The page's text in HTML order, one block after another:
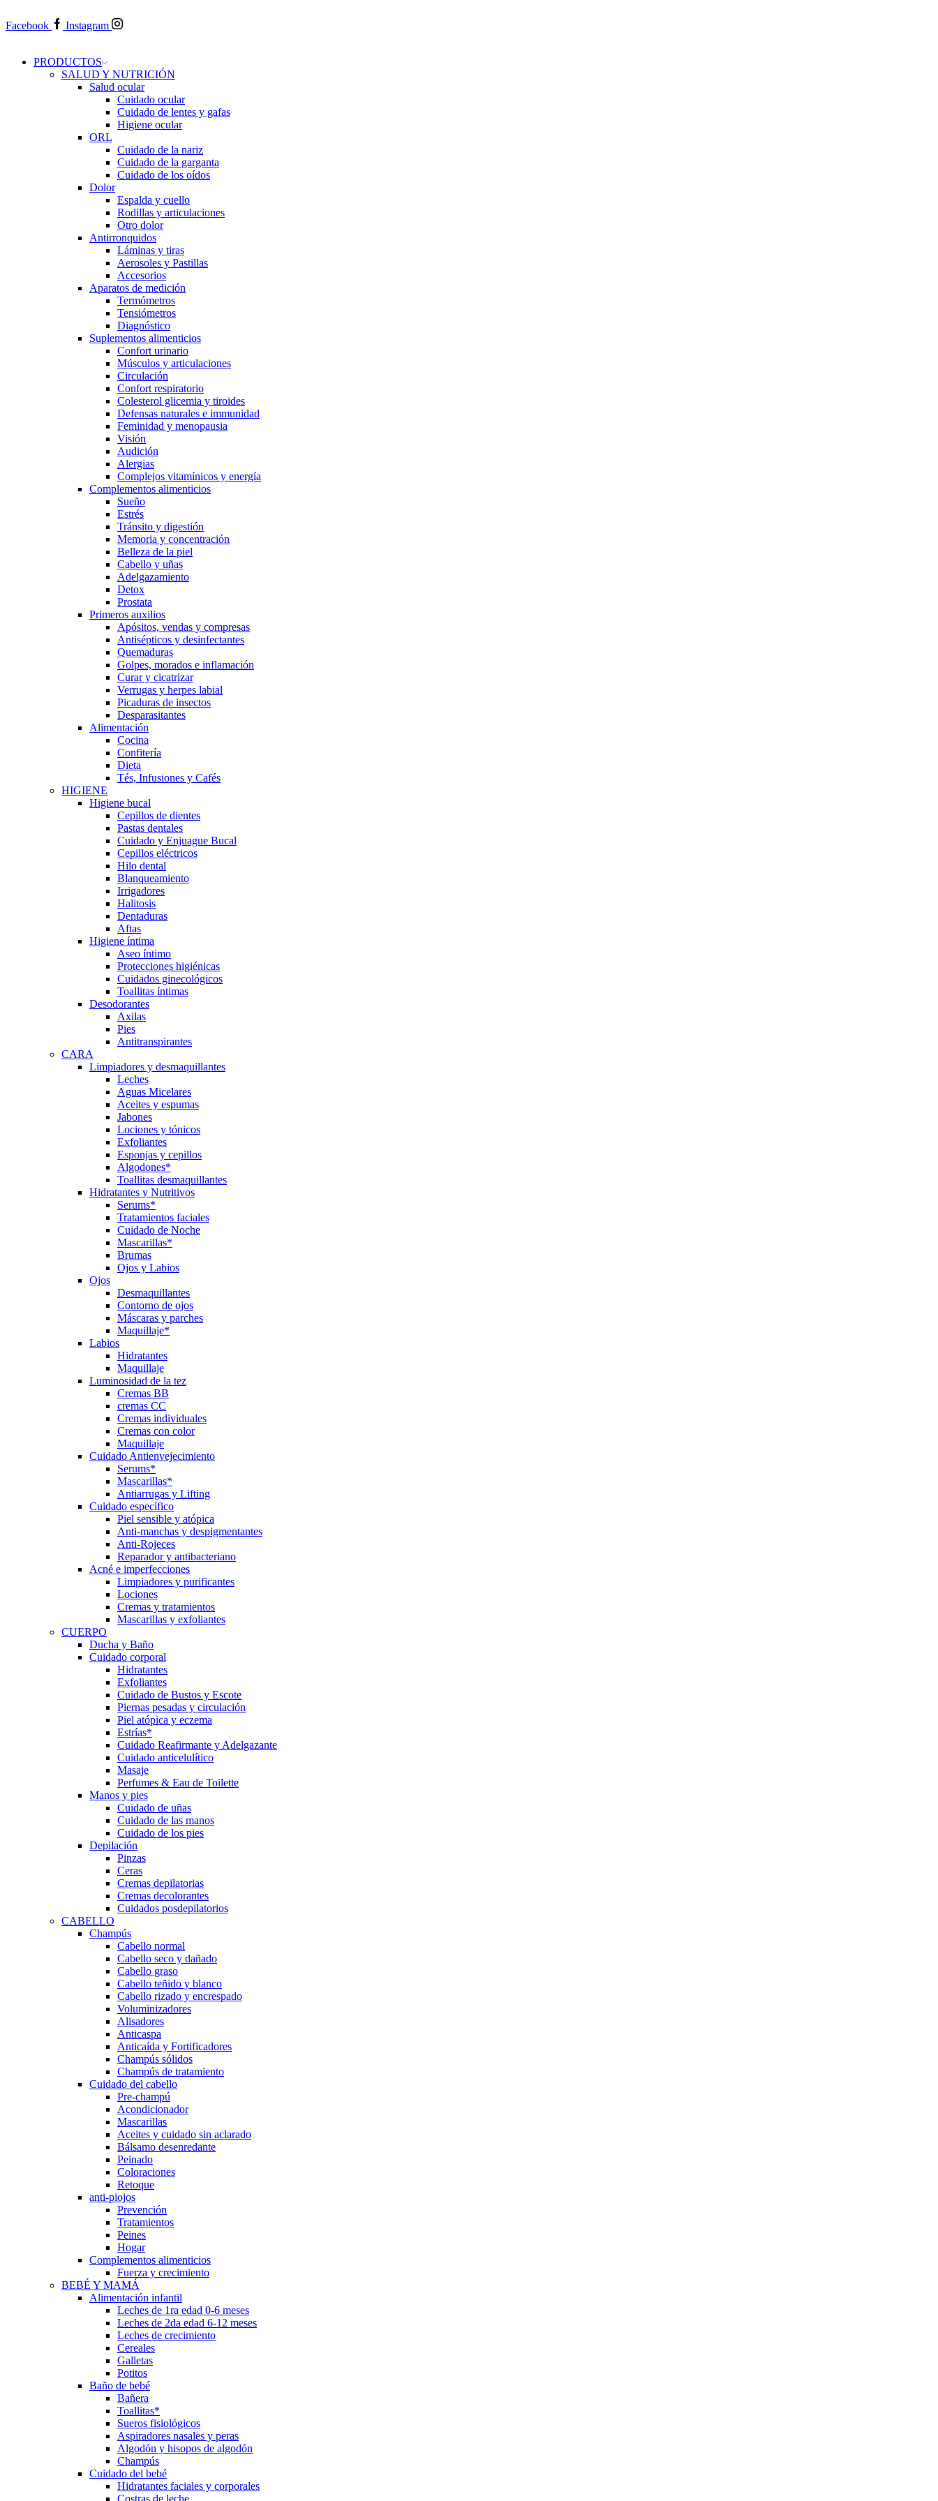
Facebook
Instagram
PRODUCTOS
SALUD Y NUTRICIÓN
Salud ocular
Cuidado ocular
Cuidado de lentes y gafas
Higiene ocular
ORL
​​Cuidado de la nariz
​​Cuidado de la garganta
​​Cuidado de los oídos
Dolor
Espalda y cuello
Rodillas y articulaciones
Otro dolor
Antirronquidos
Láminas y tiras
Aerosoles y Pastillas
Accesorios
Aparatos de medición
Termómetros
Tensiómetros
Diagnóstico
Suplementos alimenticios
Confort urinario
Músculos y articulaciones
Circulación
Confort respiratorio
Colesterol glicemia y tiroides
Defensas naturales e immunidad
Feminidad y menopausia
Visión
Audición
Alergias
Complejos vitamínicos y energía
Complementos alimenticios
Sueño
Estrés
Tránsito y digestión
Memoria y concentración
Belleza de la piel
Cabello y uñas
Adelgazamiento
Detox
Prostata
Primeros auxilios
Apósitos, vendas y compresas
Antisépticos y desinfectantes
Quemaduras
Golpes, morados e inflamación
Curar y cicatrizar
Verrugas y herpes labial
Picaduras de insectos
Desparasitantes
Alimentación
Cocina
Confitería
Dieta
Tés, Infusiones y Cafés
HIGIENE
Higiene bucal
Cepillos de dientes
Pastas dentales
Cuidado y Enjuague Bucal
Cepillos eléctricos
Hilo dental
Blanqueamiento
Irrigadores
Halitosis
Dentaduras
Aftas
Higiene íntima
Aseo íntimo
Protecciones higiénicas
Cuidados ginecológicos
Toallitas íntimas
Desodorantes
Axilas
Pies
Antitranspirantes
CARA
Limpiadores y desmaquillantes
Leches
Aguas Micelares
Aceites y espumas
Jabones
Lociones y tónicos
Exfoliantes
Esponjas y cepillos
Algodones*
Toallitas desmaquillantes
Hidratantes y Nutritivos
Serums*
Tratamientos faciales
Cuidado de Noche
Mascarillas*
Brumas
Ojos y Labios
Ojos
Desmaquillantes
Contorno de ojos
Máscaras y parches
Maquillaje*
Labios
Hidratantes
Maquillaje
Luminosidad de la tez
Cremas BB
cremas CC
Cremas individuales
Cremas con color
Maquillaje
Cuidado Antienvejecimiento
Serums*
Mascarillas*
Antiarrugas y Lifting
Cuidado específico
Piel sensible y atópica
Anti-manchas y despigmentantes
Anti-Rojeces
Reparador y antibacteriano
Acné e imperfecciones
Limpiadores y purificantes
Lociones
Cremas y tratamientos
Mascarillas y exfoliantes
CUERPO
Ducha y Baño
Cuidado corporal
Hidratantes
Exfoliantes
Cuidado de Bustos y Escote
Piernas pesadas y circulación
Piel atópica y eczema
Estrías*
Cuidado Reafirmante y Adelgazante
Cuidado anticelulítico
Masaje
Perfumes & Eau de Toilette
Manos y pies
Cuidado de uñas
Cuidado de las manos
Cuidado de los pies
Depilación
Pinzas
Ceras
Cremas depilatorias
Cremas decolorantes
Cuidados posdepilatorios
CABELLO
Champús
Cabello normal
Cabello seco y dañado
Cabello graso
Cabello teñido y blanco
Cabello rizado y encrespado
Voluminizadores
Alisadores
Anticaspa
Anticaída y Fortificadores
Champús sólidos
Champús de tratamiento
Cuidado del cabello
Pre-champú
Acondicionador
Mascarillas
Aceites y cuidado sin aclarado
Bálsamo desenredante
Peinado
Coloraciones
Retoque
anti-piojos
Prevención
Tratamientos
Peines
Hogar
Complementos alimenticios
Fuerza y crecimiento
BEBÉ Y MAMÁ
Alimentación infantil
Leches de 1ra edad 0-6 meses
Leches de 2da edad 6-12 meses
Leches de crecimiento
Cereales
Galletas
Potitos
Baño de bebé
Bañera
Toallitas*
Sueros fisiológicos
Aspiradores nasales y peras
Algodón y hisopos de algodón
Champús
Cuidado del bebé
Hidratantes faciales y corporales
Costras de leche